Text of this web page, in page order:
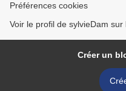
Préférences cookies
Voir le profil de sylvieDam
Créer un